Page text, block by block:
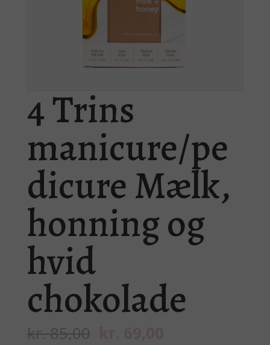
4 Trins
manicure/pe
dicure Mælk,
honning og
hvid
chokolade
kr.85,00